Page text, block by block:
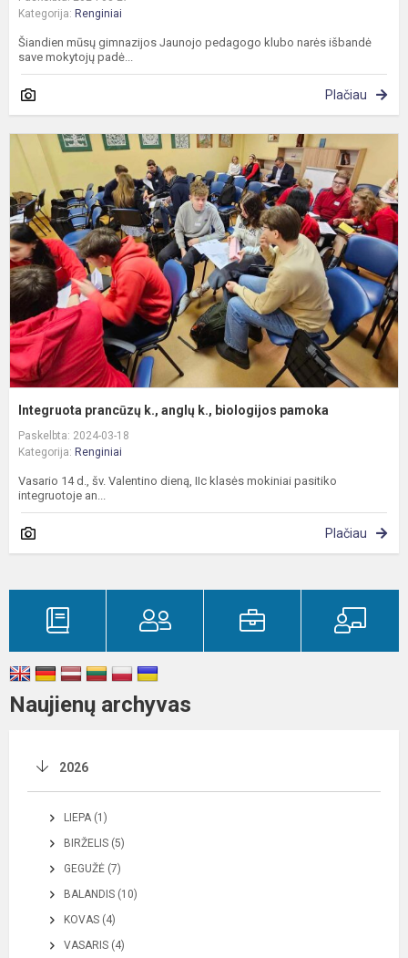
Kategorija: Renginiai
Šiandien mūsų gimnazijos Jaunojo pedagogo klubo narės išbandė
save mokytojų padė...
Plačiau
Integruota prancūzų k., anglų k., biologijos pamoka
Paskelbta: 2024-03-18
Kategorija: Renginiai
Vasario 14 d., šv. Valentino dieną, IIc klasės mokiniai pasitiko
integruotoje an...
Plačiau
Naujienų archyvas
2026
LIEPA (1)
BIRŽELIS (5)
GEGUŽĖ (7)
BALANDIS (10)
KOVAS (4)
VASARIS (4)